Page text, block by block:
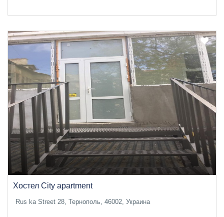
Хостел City apartment
Rus ka Street 28, Тернополь, 46002, Украина